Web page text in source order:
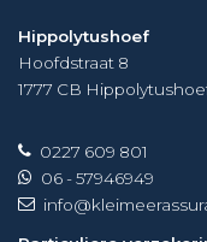
Hippolytushoef
Hoofdstraat 8
1777 CB
0227 609 801
06 - 57946949